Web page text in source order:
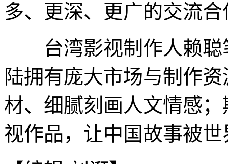
多、更深、更广的交流合
台湾影视制作人赖聪
陆拥有庞大市场与制作
材、细腻刻画人文情感
视作品，让中国故事被